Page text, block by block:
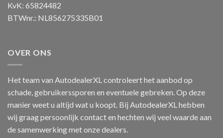
KvK: 65824482
BTWnr.: NL856275335B01
OVER ONS
Het team van AutodealerXL controleert het aanbod op
schade, gebruikerssporen en eventuele gebreken. Op deze
manier weet u altijd wat u koopt. Bij AutodealerXL hebben
wij graag persoonlijk contact en hechten wij veel waarde aan
de samenwerking met onze dealers.